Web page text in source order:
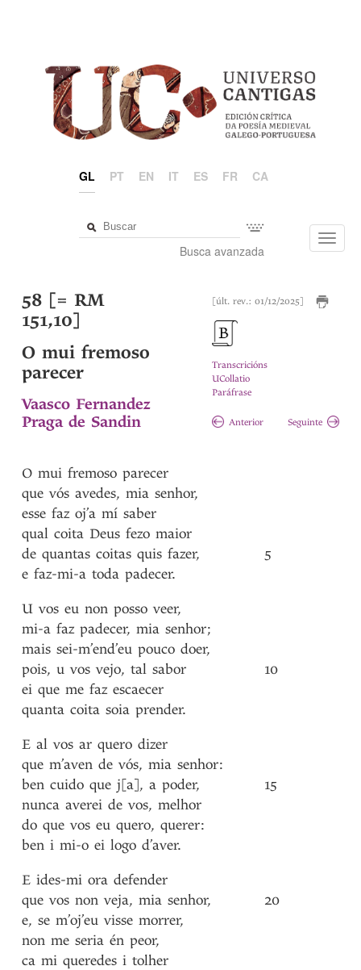
GL PT EN IT ES FR CA
Busca avanzada
[últ. rev.: 01/12/2025]
Transcricións
UCollatio
Paráfrase
Anterior Seguinte
58 [= RM
151,10]
O mui fremoso
parecer
Vaasco Fernandez
Praga de Sandin
O mui fremoso parecer
que vós avedes, mia senhor,
esse faz oj’a mí saber
qual coita Deus fezo maior
de quantas coitas quis fazer,
e faz-mi-a toda padecer.
U vos eu non posso veer,
mi-a faz padecer, mia senhor;
mais sei-m’end’eu pouco doer,
pois, u vos vejo, tal sabor
ei que me faz escaecer
quanta coita soia prender.
E al vos ar quero dizer
que m’aven de vós, mia senhor:
ben cuido que j[a], a poder,
nunca averei de vos, melhor
do que vos eu quero, querer:
ben i mi-o ei logo d’aver.
E ides-mi ora defender
que vos non veja, mia senhor,
e, se m’oj’eu visse morrer,
non me seria én peor,
ca mi queredes i tolher
5
10
15
20